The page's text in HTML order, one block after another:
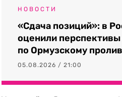
НОВОСТИ
«Сдача позиций»: в
оценили
по Ормузскому
05.08.2026 / 21:00